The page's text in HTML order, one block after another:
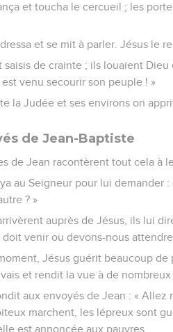
et toucha le cercueil ; les
et se mit à parler. Jésus le
saisis de crainte ; ils louaient
est venu secourir son peuple ! »
la Judée et ses environs on
de Jean-Baptiste
de Jean racontèrent tout cela à
au Seigneur pour lui demander
? »
auprès de Jésus, ils lui
venir ou devons-nous attendre
Jésus guérit beaucoup
et rendit la vue à de nombreux
aux envoyés de Jean : «
marchent, les lépreux sont
est annoncée aux pauvres.